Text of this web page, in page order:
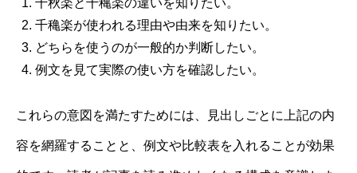
千秋楽と千穐楽の違いを知りたい。
千穐楽が使われる理由や由来を知りたい。
どちらを使うのが一般的か判断したい。
例文を見て実際の使い方を確認したい。
これらの意図を満たすためには、見出しごとに上記の内
容を網羅することと、例文や比較表を入れることが効果